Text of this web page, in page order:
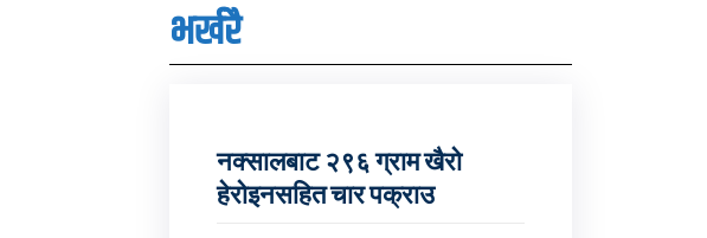
भर्खरै
नक्सालबाट २९६ ग्राम खैरो
हेरोइनसहित चार पक्राउ